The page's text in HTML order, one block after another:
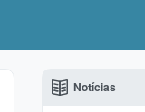
Notícias